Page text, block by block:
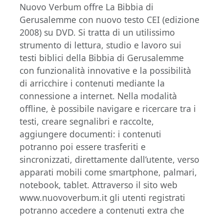
Nuovo Verbum offre La Bibbia di
Gerusalemme con nuovo testo CEI (edizione
2008) su DVD. Si tratta di un utilissimo
strumento di lettura, studio e lavoro sui
testi biblici della Bibbia di Gerusalemme
con funzionalità innovative e la possibilità
di arricchire i contenuti mediante la
connessione a internet. Nella modalità
offline, è possibile navigare e ricercare tra i
testi, creare segnalibri e raccolte,
aggiungere documenti: i contenuti
potranno poi essere trasferiti e
sincronizzati, direttamente dall’utente, verso
apparati mobili come smartphone, palmari,
notebook, tablet. Attraverso il sito web
www.nuovoverbum.it gli utenti registrati
potranno accedere a contenuti extra che